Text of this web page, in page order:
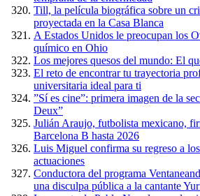
Till, la película biográfica sobre un
proyectada en la Casa Blanca
A Estados Unidos le preocupan los
químico en Ohio
Los mejores quesos del mundo: El
El reto de encontrar tu trayectoria
universitaria ideal para ti
”Sí es cine”: primera imagen de la
Deux”
Julián Araujo, futbolista mexicano,
Barcelona B hasta 2026
Luis Miguel confirma su regreso a
actuaciones
Conductora del programa
una disculpa pública a la cantante